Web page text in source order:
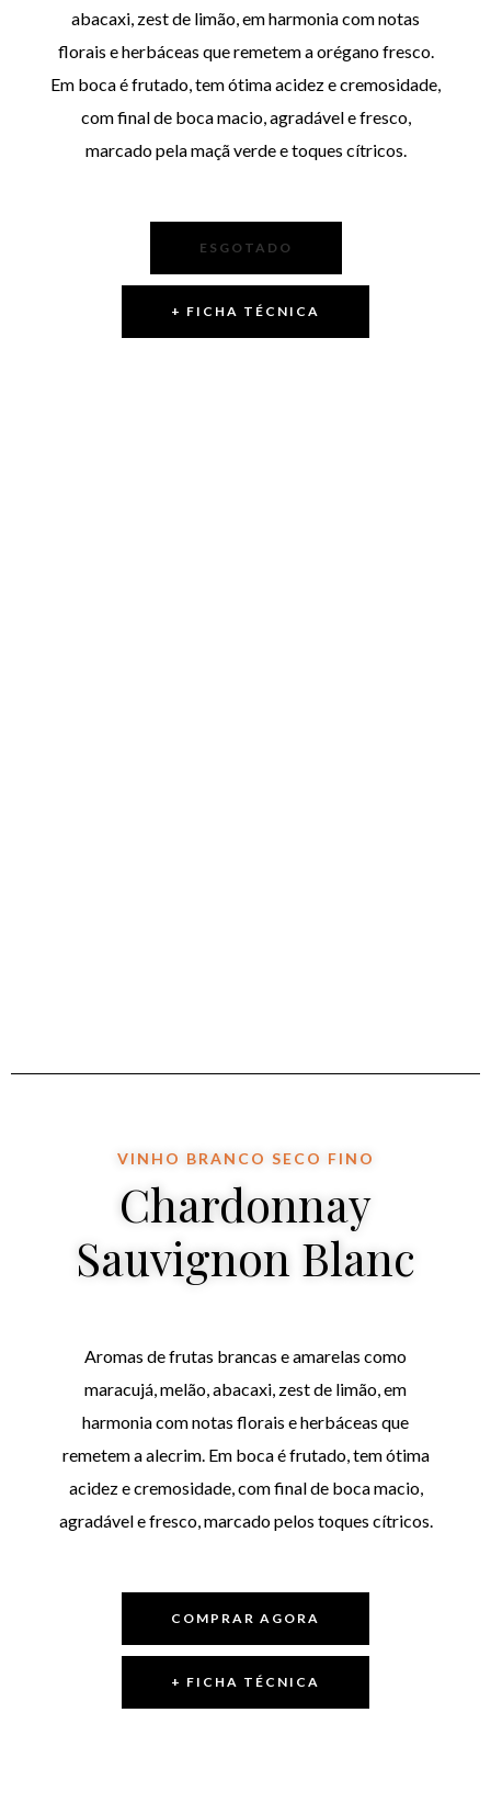
abacaxi, zest de limão, em harmonia com notas
florais e herbáceas que remetem a orégano fresco.
Em boca é frutado, tem ótima acidez e cremosidade,
com final de boca macio, agradável e fresco,
marcado pela maçã verde e toques cítricos.
ESGOTADO
+ FICHA TÉCNICA
VINHO BRANCO SECO FINO
Chardonnay
Sauvignon Blanc
Aromas de frutas brancas e amarelas como
maracujá, melão, abacaxi, zest de limão, em
harmonia com notas florais e herbáceas que
remetem a alecrim. Em boca é frutado, tem ótima
acidez e cremosidade, com final de boca macio,
agradável e fresco, marcado pelos toques cítricos.
COMPRAR AGORA
+ FICHA TÉCNICA